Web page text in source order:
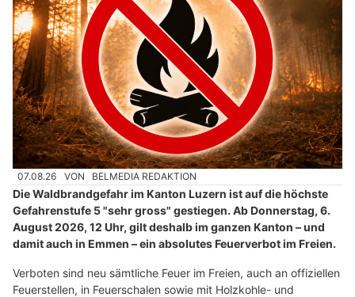
07.08.26 VON BELMEDIA REDAKTION
Die Waldbrandgefahr im Kanton Luzern ist auf die höchste
Gefahrenstufe 5 "sehr gross" gestiegen. Ab Donnerstag, 6.
August 2026, 12 Uhr, gilt deshalb im ganzen Kanton – und
damit auch in Emmen – ein absolutes Feuerverbot im Freien.
Verboten sind neu sämtliche Feuer im Freien, auch an offiziellen
Feuerstellen, in Feuerschalen sowie mit Holzkohle- und